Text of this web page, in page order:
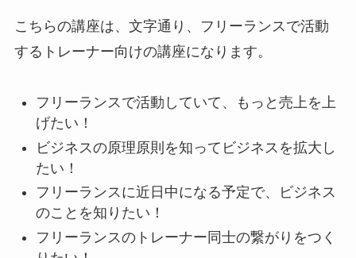
こちらの講座は、文字通り、フリーランスで活動
するトレーナー向けの講座になります。
フリーランスで活動していて、もっと売上を上
げたい！
ビジネスの原理原則を知ってビジネスを拡大し
たい！
フリーランスに近日中になる予定で、ビジネス
のことを知りたい！
フリーランスのトレーナー同士の繋がりをつく